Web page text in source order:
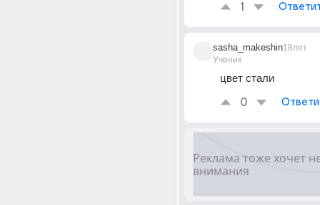
1
sasha_makeshin
Ученик
18лет
цвет стали
0